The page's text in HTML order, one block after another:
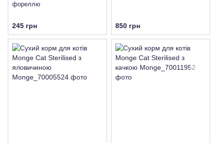
фореллю
245 грн 850 грн